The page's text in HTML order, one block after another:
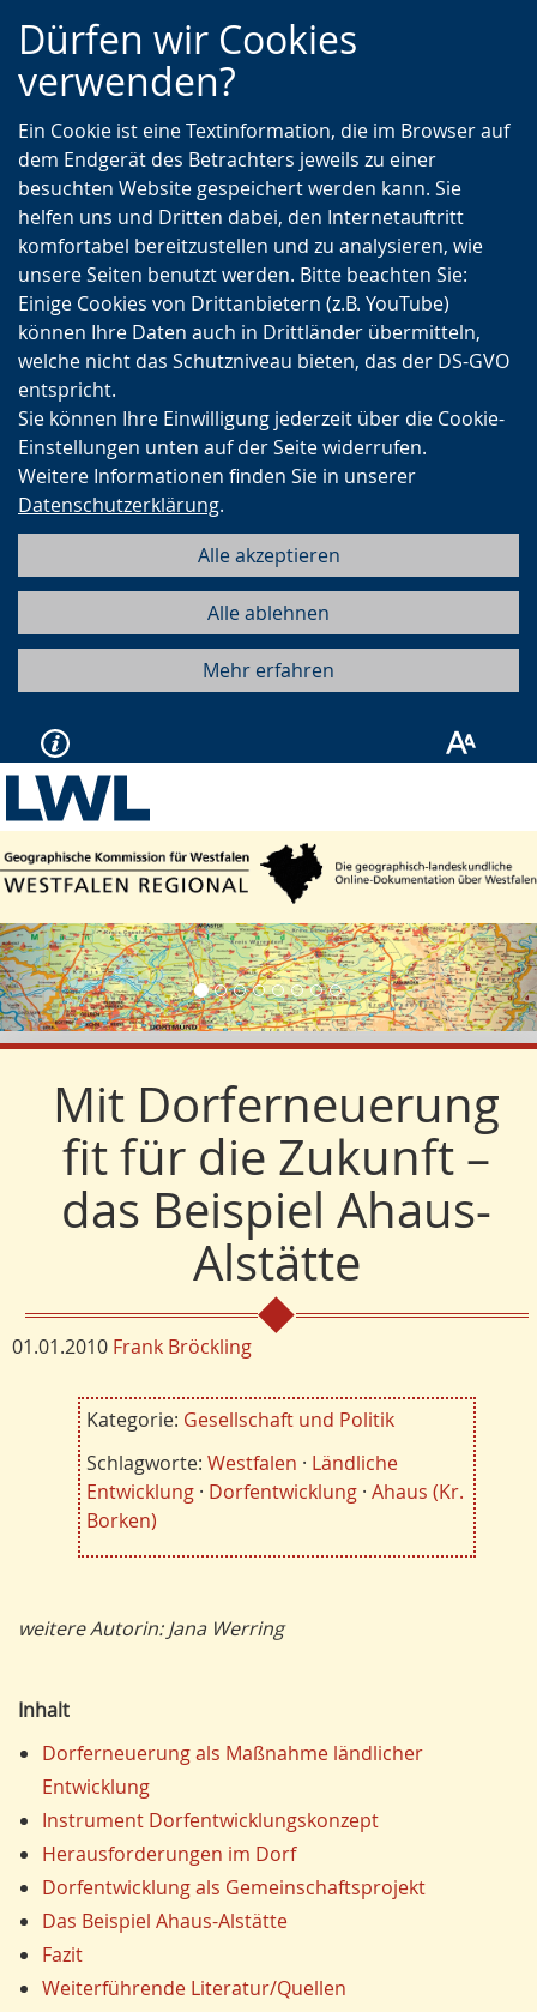
Zur
Hauptnavigation
Zur
Seitennavigation
Zum
Inhalt
Dürfen wir Cookies
verwenden?
Ein Cookie ist eine Textinformation, die im Browser auf
dem Endgerät des Betrachters jeweils zu einer
besuchten Website gespeichert werden kann. Sie
helfen uns und Dritten dabei, den Internetauftritt
komfortabel bereitzustellen und zu analysieren, wie
unsere Seiten benutzt werden. Bitte beachten Sie:
Einige Cookies von Drittanbietern (z.B. YouTube)
können Ihre Daten auch in Drittländer übermitteln,
welche nicht das Schutzniveau bieten, das der DS-GVO
entspricht.
Sie können Ihre Einwilligung jederzeit über die Cookie-
Einstellungen unten auf der Seite widerrufen.
Weitere Informationen finden Sie in unserer
Datenschutzerklärung.
Alle akzeptieren
Alle ablehnen
Mehr erfahren
Vorherige
Mit Dorferneuerung
fit für die Zukunft –
das Beispiel Ahaus-
Alstätte
01.01.2010 Frank Bröckling
Kategorie: Gesellschaft und Politik
Schlagworte: Westfalen · Ländliche
Entwicklung · Dorfentwicklung ·Ahaus (Kr.
Borken)
weitere Autorin: Jana Werring
Inhalt
Dorferneuerung als Maßnahme ländlicher
Entwicklung
Instrument Dorfentwicklungskonzept
Herausforderungen im Dorf
Dorfentwicklung als Gemeinschaftsprojekt
Das Beispiel Ahaus-Alstätte
Fazit
Weiterführende Literatur/Quellen